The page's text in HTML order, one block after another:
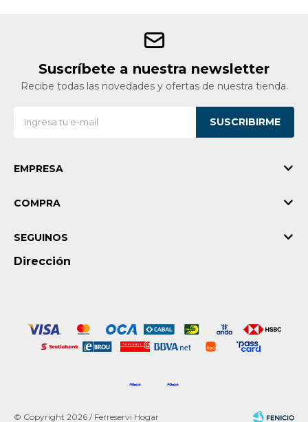
Suscríbete a nuestra newsletter
Recibe todas las novedades y ofertas de nuestra tienda.
SUSCRIBIRME
EMPRESA
COMPRA
Dirección
SEGUINOS
© Copyright 2026 / Ferreservi Hogar